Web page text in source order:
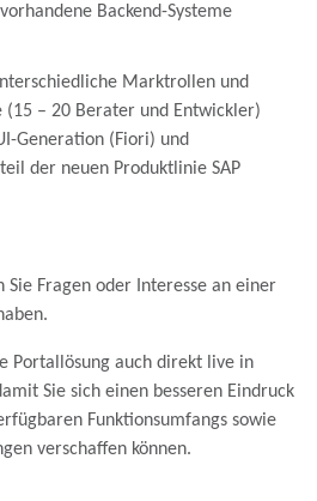
Backend-Systeme
Marktrollen und
(15 – 20 Berater und Entwickler)
Generation (Fiori) und
der neuen Produktlinie SAP
Sie Fragen oder Interesse an einer
Portallösung auch direkt live in
Sie sich einen besseren Eindruck
Funktionsumfangs sowie
verschaffen können.